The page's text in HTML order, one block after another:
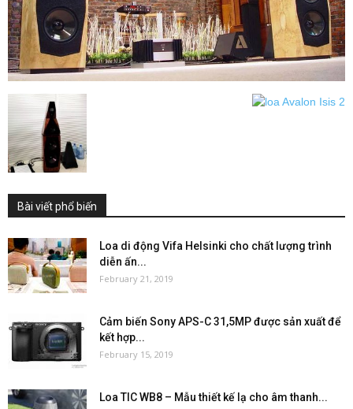
Bài viết phổ biến
Loa di động Vifa Helsinki cho chất lượng trình
diễn ấn...
February 21, 2019
Cảm biến Sony APS-C 31,5MP được sản xuất để
kết hợp...
February 15, 2019
Loa TIC WB8 – Mẫu thiết kế lạ cho âm thanh...